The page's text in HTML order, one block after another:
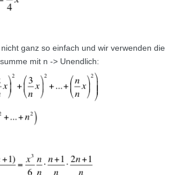
ganz so einfach und wir verwenden die
mit n -> Unendlich: